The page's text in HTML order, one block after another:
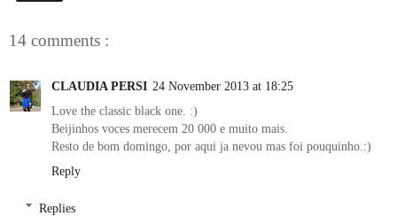
14 comments :
CLAUDIA PERSI 24 November 2013 at 18:25
Love the classic black one. :)
Beijinhos voces merecem 20 000 e muito mais.
Resto de bom domingo, por aqui ja nevou mas foi pouquinho.:)
Reply
Replies